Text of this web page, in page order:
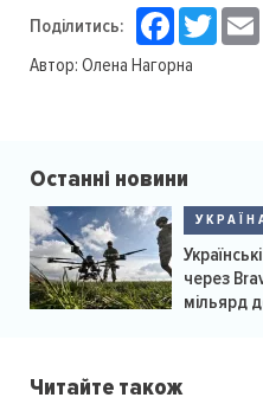
Поділитись: Facebook
Twitter
Автор: Олена Нагорна
Останні новини
через
мільярд
Читайте також